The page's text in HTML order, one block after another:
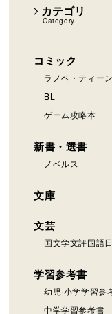
カテゴリ
Category
コミック
ラノベ・ティー
BL
ゲーム攻略本
新書・選書
ノベルス
文庫
文芸
国文学文評国語
学習参考書
幼児·小学学習参
中学学習参考書